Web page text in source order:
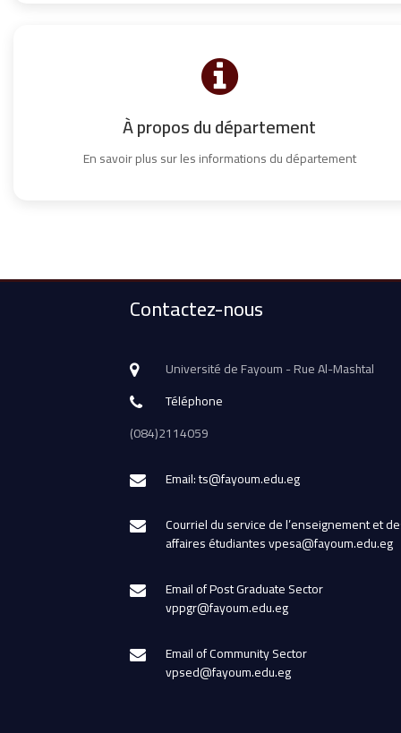
À propos du département
En savoir plus sur les informations du département
Contactez-nous
Université de Fayoum - Rue Al-Mashtal
Téléphone
(084)2114059
Email: ts@fayoum.edu.eg
Courriel du service de l’enseignement et
affaires étudiantes vpesa@fayoum.edu.eg
Email of Post Graduate Sector
vppgr@fayoum.edu.eg
Email of Community Sector
vpsed@fayoum.edu.eg